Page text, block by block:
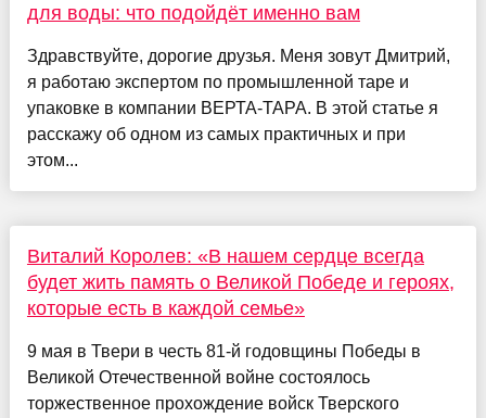
для воды: что подойдёт именно вам
Здравствуйте, дорогие друзья. Меня зовут Дмитрий,
я работаю экспертом по промышленной таре и
упаковке в компании ВЕРТА-ТАРА. В этой статье я
расскажу об одном из самых практичных и при
этом...
Виталий Королев: «В нашем сердце всегда
будет жить память о Великой Победе и героях,
которые есть в каждой семье»
9 мая в Твери в честь 81-й годовщины Победы в
Великой Отечественной войне состоялось
торжественное прохождение войск Тверского